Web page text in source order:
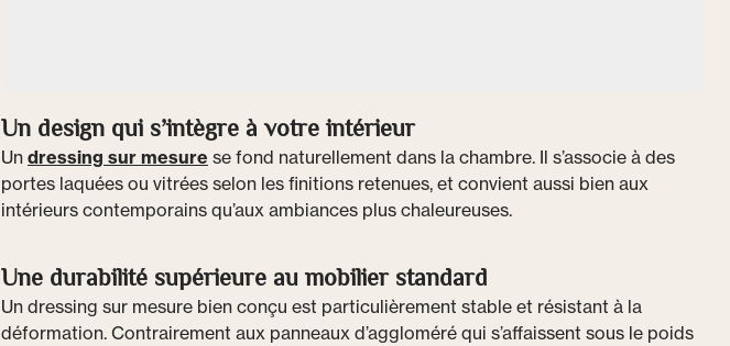
Un design qui s’intègre à votre intérieur
Un dressing sur mesure se fond naturellement dans la chambre. Il s’associe à des
portes laquées ou vitrées selon les finitions retenues, et convient aussi bien aux
intérieurs contemporains qu’aux ambiances plus chaleureuses.
Une durabilité supérieure au mobilier standard
Un dressing sur mesure bien conçu est particulièrement stable et résistant à la
déformation. Contrairement aux panneaux d’aggloméré qui s’affaissent sous le poids